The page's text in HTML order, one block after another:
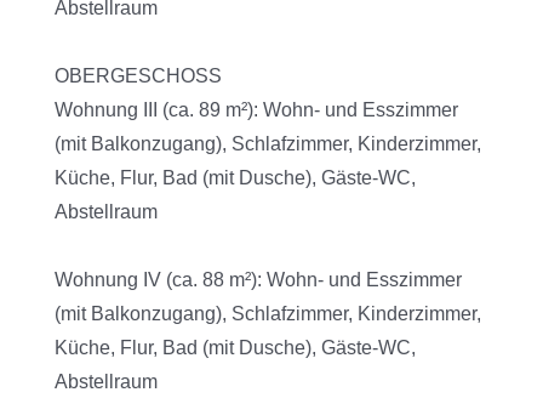
Abstellraum
OBERGESCHOSS
Wohnung III (ca. 89 m²): Wohn- und Esszimmer
(mit Balkonzugang), Schlafzimmer, Kinderzimmer,
Küche, Flur, Bad (mit Dusche), Gäste-WC,
Abstellraum
Wohnung IV (ca. 88 m²): Wohn- und Esszimmer
(mit Balkonzugang), Schlafzimmer, Kinderzimmer,
Küche, Flur, Bad (mit Dusche), Gäste-WC,
Abstellraum